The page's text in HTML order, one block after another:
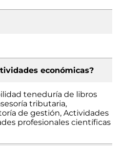
económicas?
teneduría de libros
tributaria,
de gestión, Actividades
profesionales científicas